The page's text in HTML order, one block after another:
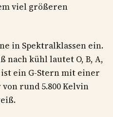
viel größeren
in Spektralklassen ein.
nach kühl lautet O, B, A,
ist ein G-Stern mit einer
rund 5.800 Kelvin